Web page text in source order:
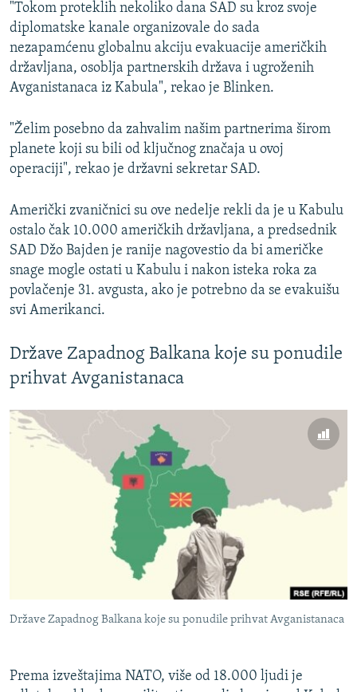
"Tokom proteklih nekoliko dana SAD su kroz svoje
diplomatske kanale organizovale do sada
nezapamćenu globalnu akciju evakuacije američkih
državljana, osoblja partnerskih država i ugroženih
Avganistanaca iz Kabula", rekao je Blinken.
"Želim posebno da zahvalim našim partnerima širom
planete koji su bili od ključnog značaja u ovoj
operaciji", rekao je državni sekretar SAD.
Američki zvaničnici su ove nedelje rekli da je u Kabulu
ostalo čak 10.000 američkih državljana, a predsednik
SAD Džo Bajden je ranije nagovestio da bi američke
snage mogle ostati u Kabulu i nakon isteka roka za
povlačenje 31. avgusta, ako je potrebno da se evakuišu
svi Amerikanci.
Države Zapadnog Balkana koje su ponudile
prihvat Avganistanaca
Države Zapadnog Balkana koje su ponudile prihvat Avganistanaca
Prema izveštajima NATO, više od 18.000 ljudi je